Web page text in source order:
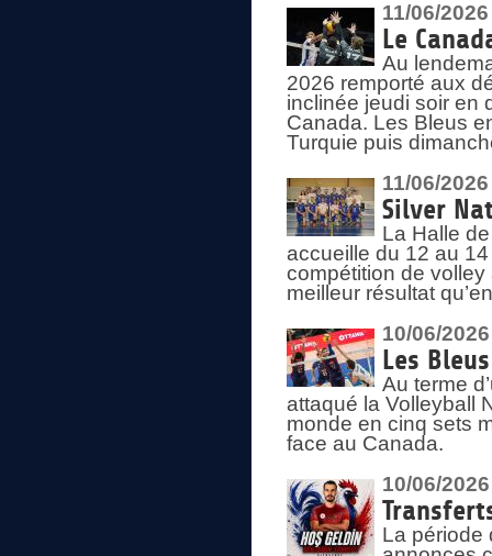
11/06/2026
Le
Au
2026 remporté aux
inclinée jeudi soir en
Canada. Les Bleus
Turquie puis
11/06/2026
Silver
La Halle
accueille du 12 au
compétition de
meilleur résultat
10/06/2026
Les
Au terme
attaqué la Volleyball
monde en cinq sets
face au Canada.
10/06/2026
La période